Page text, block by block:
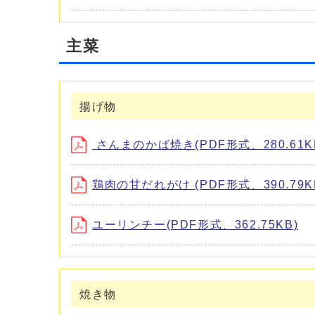
主菜
揚げ物
さんまのかば焼き(PDF形式、
鶏肉の甘だれがけ (PDF形式、
ユーリンチー(PDF形式、362.75KB)
焼き物